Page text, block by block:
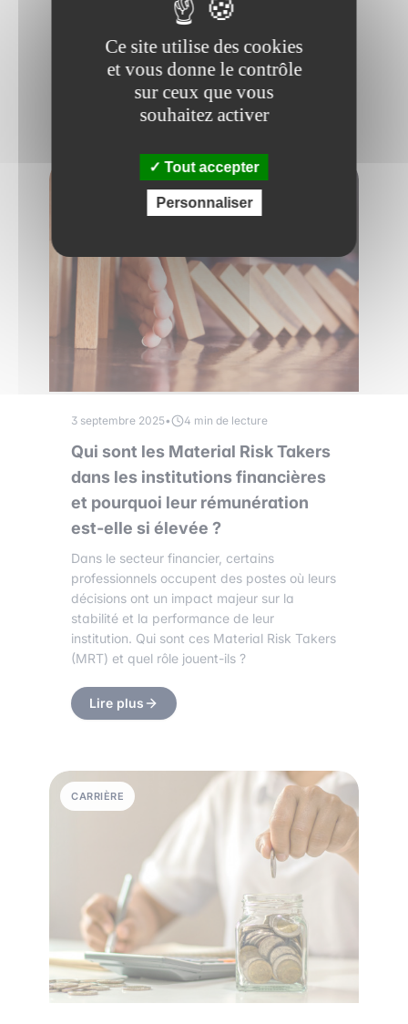
recevrez est ce qui va déterminer votre
réussite. Comment alors choisir le bon
organisme de formation ?
Lire plus
3 septembre 2025• 4 min de lecture
Qui sont les Material Risk Takers
dans les institutions financières
et pourquoi leur rémunération
est-elle si élevée ?
Dans le secteur financier, certains
professionnels occupent des postes où leurs
décisions ont un impact majeur sur la
stabilité et la performance de leur
institution. Qui sont ces Material Risk Takers
(MRT) et quel rôle jouent-ils ?
Lire plus
CARRIÈRE
Ce site utilise des cookies
et vous donne le contrôle
sur ceux que vous
souhaitez activer
Tout accepter
Personnaliser